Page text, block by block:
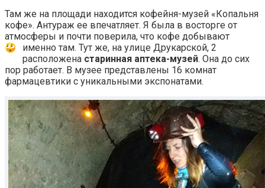
Там же на площади находится кофейня-музей «Копальня
кофе». Антураж ее впечатляет. Я была в восторге от
атмосферы и почти поверила, что кофе добывают
именно там. Тут же, на улице Друкарской, 2
расположена старинная аптека-музей. Она до сих
пор работает. В музее представлены 16 комнат
фармацевтики с уникальными экспонатами.